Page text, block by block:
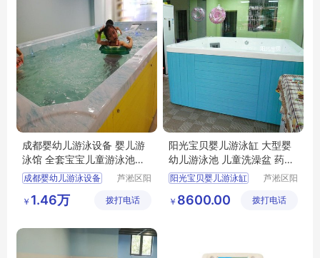
成都婴幼儿游泳设备 婴儿游
泳馆 全套宝宝儿童游泳池价
格
成都婴幼儿游泳设备
全套宝宝儿童游泳池
芦淞区阳
童游泳馆
￥ 1.46万 拨打电话
阳光宝贝婴儿游泳缸 大型婴
幼儿游泳池 儿童洗澡盆 药浴
水疗
阳光宝贝婴儿游泳缸
儿童洗澡盆
芦淞区阳
童游泳馆
￥ 8600.00 拨打电话